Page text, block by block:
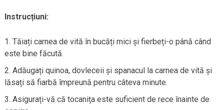
Instrucțiuni:
Tăiați carnea de vită în bucăți mici și fierbeți-o până când
este bine făcută.
Adăugați quinoa, dovleceii și spanacul la carnea de vită și
lăsați să fiarbă împreună pentru câteva minute.
Asigurați-vă că tocanița este suficient de rece înainte de